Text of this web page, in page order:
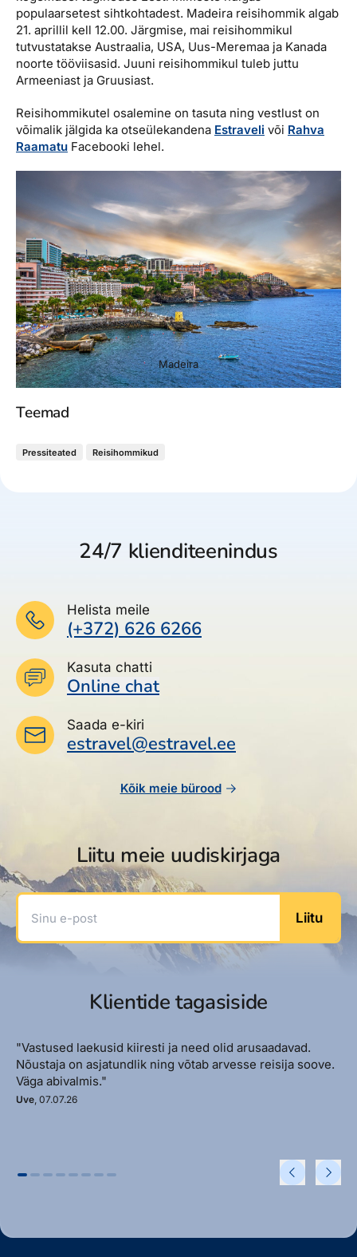
populaarsetest sihtkohtadest. Madeira reisihommik algab
21. aprillil kell 12.00. Järgmise, mai reisihommikul
tutvustatakse Austraalia, USA, Uus-Meremaa ja Kanada
noorte tööviisasid. Juuni reisihommikul tuleb juttu
Armeeniast ja Gruusiast.
Reisihommikutel osalemine on tasuta ning vestlust on
võimalik jälgida ka otseülekandena Estraveli või Rahva
Raamatu Facebooki lehel.
Madeira
Teemad
Pressiteated Reisihommikud
24/7 klienditeenindus
Helista meile
(+372) 626 6266
Kasuta chatti
Online chat
Saada e-kiri
estravel@estravel.ee
Kõik meie bürood
Liitu meie uudiskirjaga
Sinu e-post
Liitu
Klientide tagasiside
"Vastused laekusid kiiresti ja need olid arusaadavad.
Nõustaja on asjatundlik ning võtab arvesse reisija soove.
Väga abivalmis."
Uve, 07.07.26